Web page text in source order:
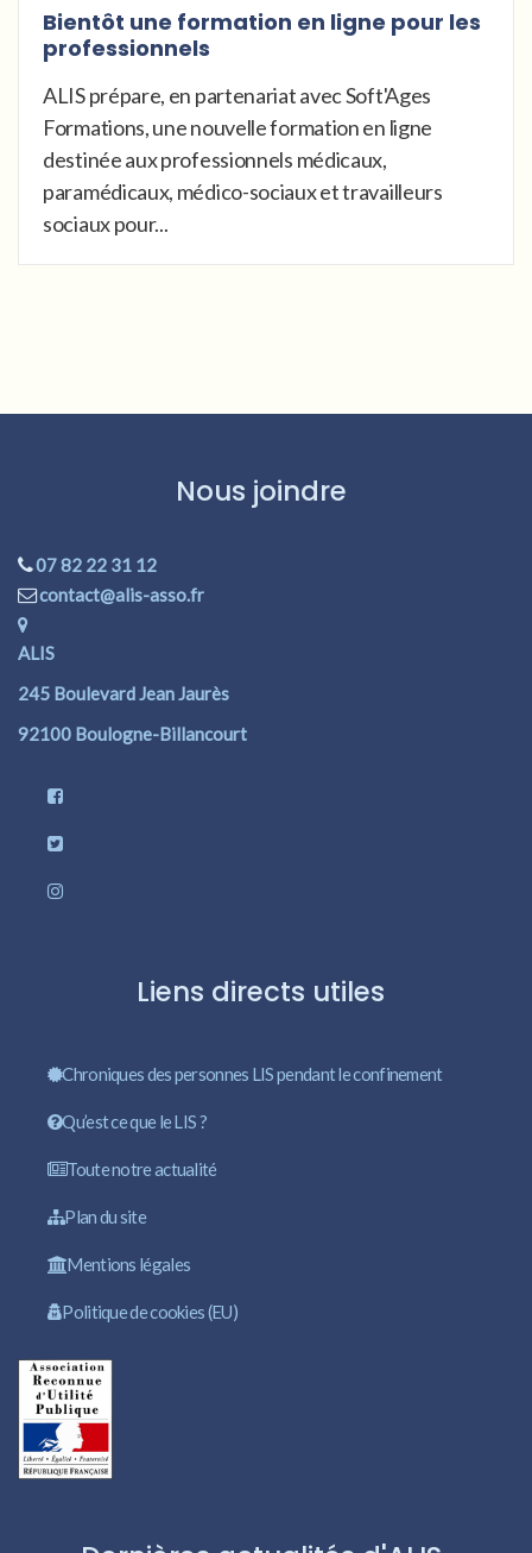
Bientôt une formation en ligne pour les
professionnels
ALIS prépare, en partenariat avec Soft'Ages
Formations, une nouvelle formation en ligne
destinée aux professionnels médicaux,
paramédicaux, médico-sociaux et travailleurs
sociaux pour...
Nous joindre
07 82 22 31 12
contact@alis-asso.fr
ALIS
245 Boulevard Jean Jaurès
92100 Boulogne-Billancourt
Liens directs utiles
Chroniques des personnes LIS pendant le confinement
Qu’est ce que le LIS ?
Toute notre actualité
Plan du site
Mentions légales
Politique de cookies (EU)